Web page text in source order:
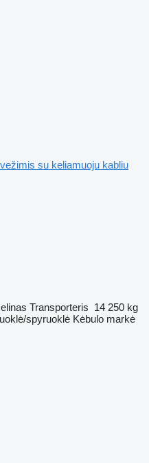
su keliamuoju kabliu
Transporteris 14 250 kg
spyruoklė Kėbulo markė